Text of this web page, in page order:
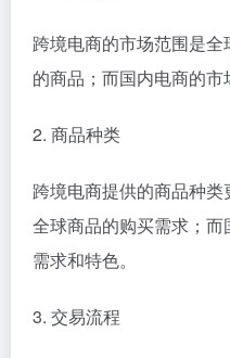
跨境电商的市场范围是
的商品；而国内电商的市
2. 商品种类
跨境电商提供的商品种
全球商品的购买需求；
需求和特色。
3. 交易流程